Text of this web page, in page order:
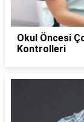
Okul Öncesi
Kontrolleri